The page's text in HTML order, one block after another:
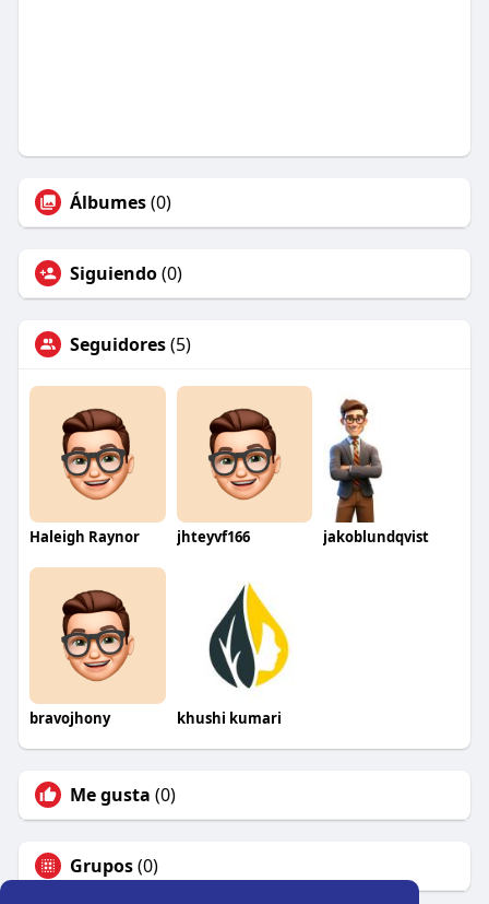
Álbumes(0)
Siguiendo(0)
Seguidores(5)
Haleigh Raynor jhteyvf166 jakoblundqvist
bravojhony khushi kumari
Me gusta (0)
Grupos(0)